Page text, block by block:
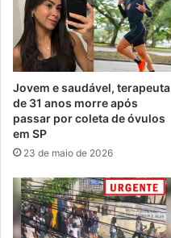
Jovem e saudável, terapeuta
de 31 anos morre após
passar por coleta de óvulos
em SP
23 de maio de 2026